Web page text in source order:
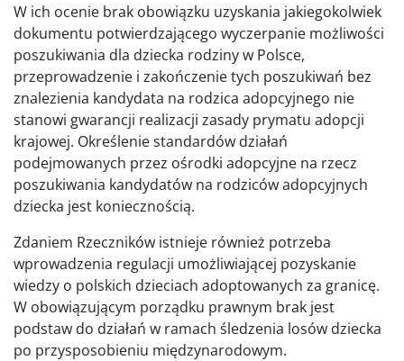
W ich ocenie brak obowiązku uzyskania jakiegokolwiek
dokumentu potwierdzającego wyczerpanie możliwości
poszukiwania dla dziecka rodziny w Polsce,
przeprowadzenie i zakończenie tych poszukiwań bez
znalezienia kandydata na rodzica adopcyjnego nie
stanowi gwarancji realizacji zasady prymatu adopcji
krajowej. Określenie standardów działań
podejmowanych przez ośrodki adopcyjne na rzecz
poszukiwania kandydatów na rodziców adopcyjnych
dziecka jest koniecznością.
Zdaniem Rzeczników istnieje również potrzeba
wprowadzenia regulacji umożliwiającej pozyskanie
wiedzy o polskich dzieciach adoptowanych za granicę.
W obowiązującym porządku prawnym brak jest
podstaw do działań w ramach śledzenia losów dziecka
po przysposobieniu międzynarodowym.